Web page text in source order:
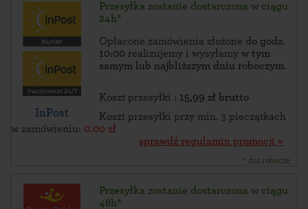
InPost
Przesyłka zostanie dostarczona w ciągu
24h*
Opłacone zamówienia złożone do godz.
10:00 realizujemy i wysyłamy w tym
samym lub najbliższym dniu roboczym.
Koszt przesyłki : 15,99 zł brutto
Koszt przesyłki przy min. 3 pieczątkach
w zamówieniu: 0.00 zł
sprawdź regulamin promocji »
* dni robocze
Przesyłka zostanie dostarczona w ciągu
48h*